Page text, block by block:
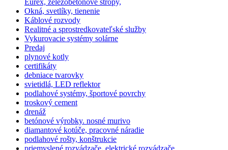
Okná, svetlíky, tienenie
Káblové rozvody
Realitné a sprostredkovateľské služby
Vykurovacie systémy solárne
Predaj
plynové kotly
certifikáty
debniace tvarovky
svietidlá, LED reflektor
podlahové systémy, športové povrchy
troskový cement
drenáž
betónové výrobky. nosné murivo
diamantové kotúče, pracovné náradie
podlahové rošty, konštrukcie
priemyslené rozvádzače, elektrické rozvádzače